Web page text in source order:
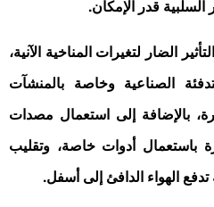
السلبية قدر الإمكان.
الضار لتغيرات المناخية الآنية،
الصناعية وخاصة بالمنشآت
بالإضافة إلى استعمال مصدات
باستعمال أدوات خاصة، وتقليب
تدفع الهواء الدافئ إلى أسفل.